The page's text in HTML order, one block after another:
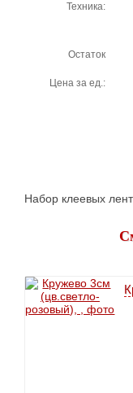
Техника:
Остаток
Цена за ед.:
Набор клеевых